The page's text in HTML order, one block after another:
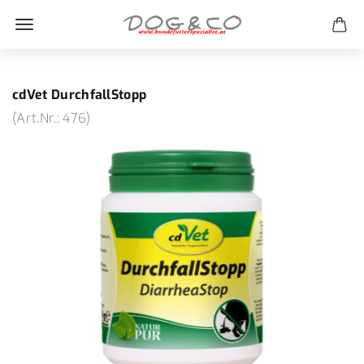
cdVet DurchfallStopp
(Art.Nr.:476)